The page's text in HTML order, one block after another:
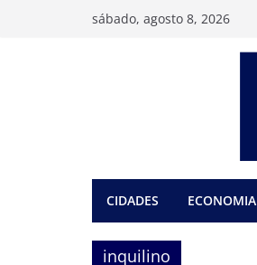
sábado, agosto 8, 2026
CIDADES ECONOMIA
inquilino